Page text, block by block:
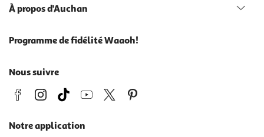
À propos d'Auchan
Programme de fidélité Waaoh!
Nous suivre
Notre application